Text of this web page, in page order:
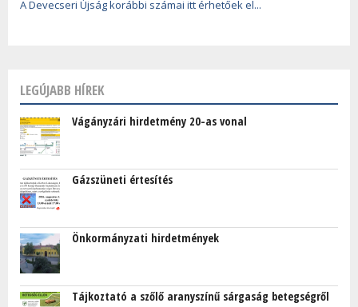
A Devecseri Újság korábbi számai itt érhetőek el...
LEGÚJABB HÍREK
Vágányzári hirdetmény 20-as vonal
Gázszüneti értesítés
Önkormányzati hirdetmények
Tájkoztató a szőlő aranyszínű sárgaság betegségről